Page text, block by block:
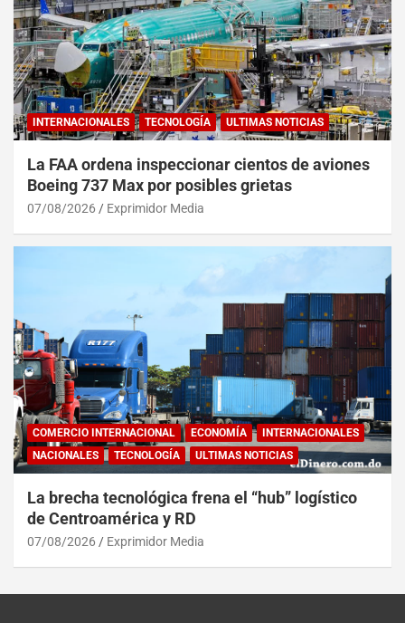
INTERNACIONALES TECNOLOGÍA ULTIMAS NOTICIAS
La FAA ordena inspeccionar cientos de aviones
Boeing 737 Max por posibles grietas
07/08/2026 Exprimidor Media
COMERCIO INTERNACIONAL ECONOMÍA
INTERNACIONALES
NACIONALES
TECNOLOGÍA ULTIMAS NOTICIAS
La brecha tecnológica frena el “hub” logístico
de Centroamérica y RD
07/08/2026 Exprimidor Media